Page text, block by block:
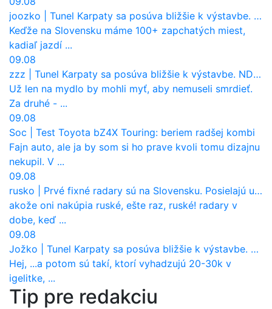
joozko
Tunel Karpaty sa posúva bližšie k výstavbe. NDS urobila dôležitý krok
Keďže na Slovensku máme 100+ zapchatých miest,
kadiaľ jazdí ...
09.08
zzz
Tunel Karpaty sa posúva bližšie k výstavbe. NDS urobila dôležitý krok
Už len na mydlo by mohli myť, aby nemuseli smrdieť.
Za druhé - ...
09.08
Soc
Test Toyota bZ4X Touring: beriem radšej kombi
Fajn auto, ale ja by som si ho prave kvoli tomu dizajnu
nekupil. V ...
09.08
rusko
Prvé fixné radary sú na Slovensku. Posielajú už pokuty? Ukáže ich Waze?
akože oni nakúpia ruské, ešte raz, ruské! radary v
dobe, keď ...
09.08
Jožko
Tunel Karpaty sa posúva bližšie k výstavbe. NDS urobila dôležitý krok
Hej, ...a potom sú takí, ktorí vyhadzujú 20-30k v
igelitke, ...
Tip pre redakciu